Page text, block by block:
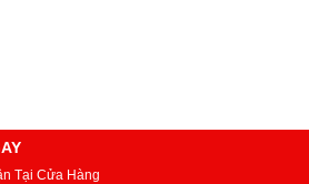
Tại Cửa Hàng